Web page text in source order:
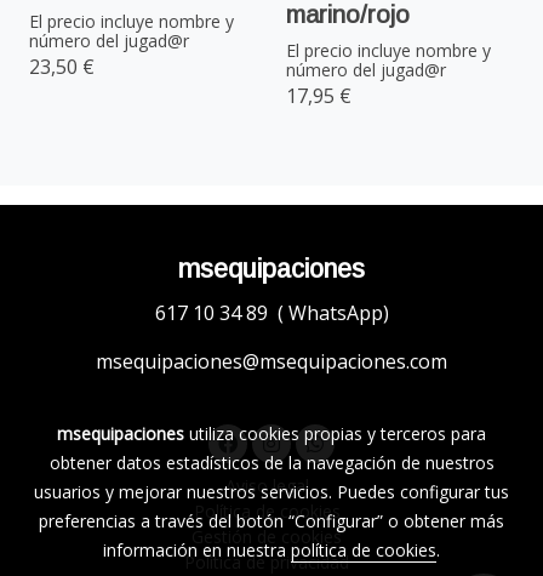
El precio incluye nombre y
número del jugad@r
23,50 €
marino/rojo
El precio incluye nombre y
número del jugad@r
17,95 €
msequipaciones
617 10 34 89 ( WhatsApp)
msequipaciones@msequipaciones.com
Aviso legal
Política de cookies
Gestión de cookies
Política de privacidad
msequipaciones utiliza cookies propias y terceros para
obtener datos estadísticos de la navegación de nuestros
usuarios y mejorar nuestros servicios. Puedes configurar tus
preferencias a través del botón “Configurar” o obtener más
información en nuestra política de cookies.